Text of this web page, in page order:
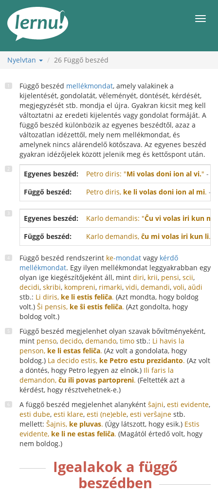
Nyelvtan 26 Függő beszéd
Függő beszéd mellékmondat, amely valakinek a
kijelentését, gondolatát, véleményét, döntését, kérdését,
megjegyzését stb. mondja el újra. Gyakran kicsit meg kell
változtatni az eredeti kijelentés vagy gondolat formáját. A
függő beszéd különbözik az egyenes beszédtől, azaz a
változatlan idézettől, mely nem mellékmondat, és
amelynek nincs alárendelő kötőszava. Az egyenes beszéd
gyakran idézőjelek között jelenik meg és kettőspont után.
Egyenes beszéd: Petro diris: "Mi volas doni ion al vi." -
Függő beszéd:
Petro diris, ke li volas doni ion al mi. -
Egyenes beszéd: Karlo demandis: "Ĉu vi volas iri kun mi?
Függő beszéd:
Karlo demandis, ĉu mi volas iri kun li.
Függő beszéd rendszerint ke-mondat vagy kérdő
mellékmondat. Egy ilyen mellékmondat leggyakrabban egy
olyan ige kiegészítőjeként áll, mint diri, krii, pensi, scii,
decidi, skribi, kompreni, rimarki, vidi, demandi, voli, aŭdi
stb.: Li diris, ke li estis feliĉa. (Azt mondta, hogy boldog
volt.) Ŝi pensis, ke ŝi estis feliĉa. (Azt gondolta, hogy
boldog volt.)
Függő beszéd megjelenhet olyan szavak bővítményeként,
mint penso, decido, demando, timo stb.: Li havis la
penson, ke li estas feliĉa. (Az volt a gondolata, hogy
boldog.) La decido estis, ke Petro estu prezidanto. (Az volt
a döntés, hogy Petro legyen az elnök.) Ili faris la
demandon, ĉu ili povas partopreni. (Feltették azt a
kérdést, hogy résztvehetnek-e.)
A függő beszéd megjelenhet alanyként ŝajni, esti evidente,
esti dube, esti klare, esti (ne)eble, esti verŝajne stb.
mellett: Ŝajnis, ke pluvas. (Úgy látszott, hogy esik.) Estis
evidente, ke li ne estas feliĉa. (Magától értedő volt, hogy
nem boldog.)
Igealakok a függő
beszédben